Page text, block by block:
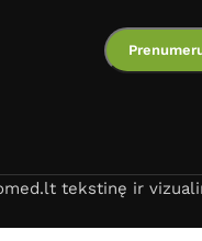
tekstinę ir